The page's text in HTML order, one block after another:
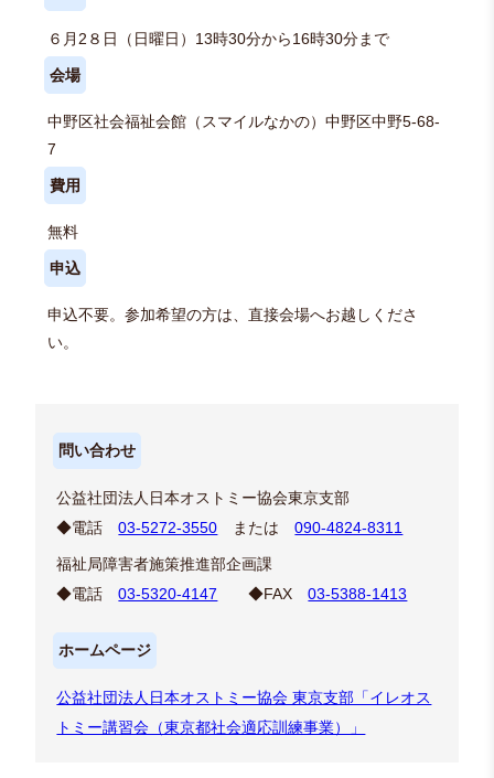
６月2８日（日曜日）13時30分から16時30分まで
会場
中野区社会福祉会館（スマイルなかの）中野区中野5-68-
7
費用
無料
申込
申込不要。参加希望の方は、直接会場へお越しくださ
い。
問い合わせ
公益社団法人日本オストミー協会東京支部
◆電話03-5272-3550 または090-4824-8311
福祉局障害者施策推進部企画課
◆電話03-5320-4147 ◆FAX03-5388-1413
ホームページ
公益社団法人日本オストミー協会 東京支部「イレオス
トミー講習会（東京都社会適応訓練事業）」